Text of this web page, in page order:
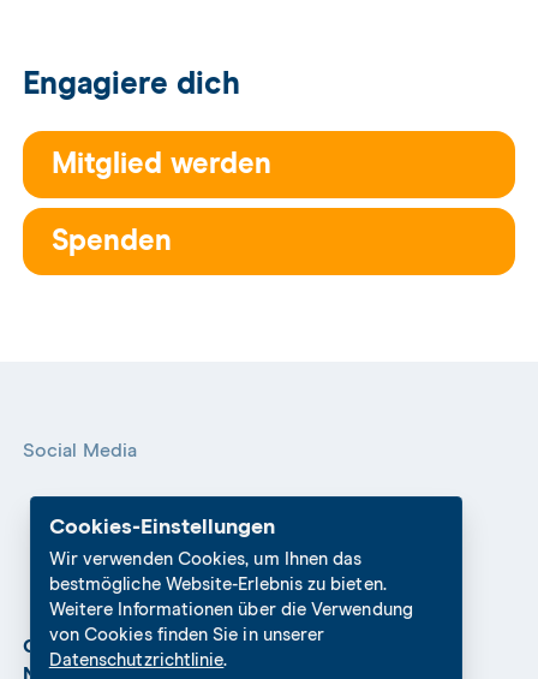
Cookies-Einstellungen
Wir verwenden Cookies, um Ihnen das
bestmögliche Website-Erlebnis zu bieten.
Weitere Informationen über die Verwendung
von Cookies finden Sie in unserer
Datenschutzrichtlinie.
Engagiere dich
Mitglied werden
Spenden
Social Media
Cookies Settings Datenschutz
Nutzungshinweise